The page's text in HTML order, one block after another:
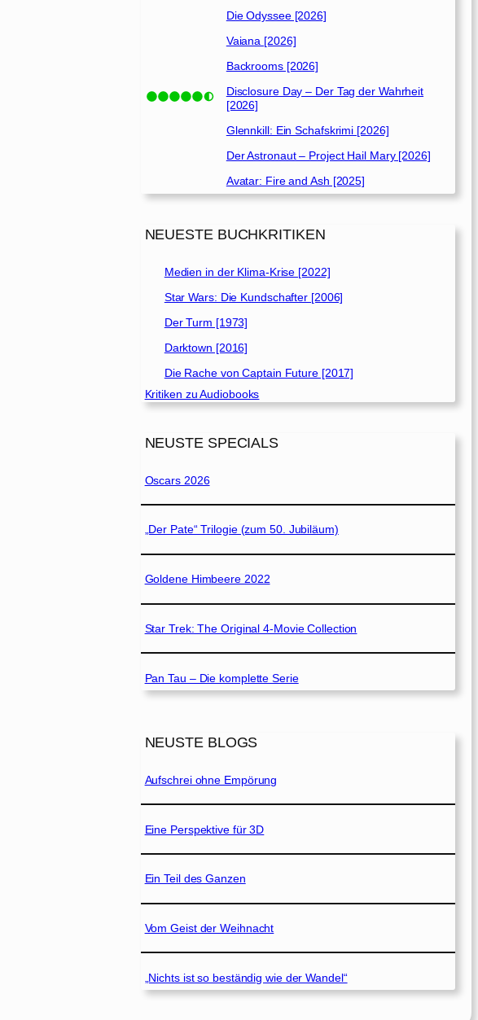
Die Odyssee [2026]
Vaiana [2026]
Backrooms [2026]
Disclosure Day – Der Tag der Wahrheit
[2026]
Glennkill: Ein Schafskrimi [2026]
Der Astronaut – Project Hail Mary [2026]
Avatar: Fire and Ash [2025]
NEUESTE BUCHKRITIKEN
Medien in der Klima-Krise [2022]
Star Wars: Die Kundschafter [2006]
Der Turm [1973]
Darktown [2016]
Die Rache von Captain Future [2017]
Kritiken zu Audiobooks
NEUSTE SPECIALS
Oscars 2026
„Der Pate“ Trilogie (zum 50. Jubiläum)
Goldene Himbeere 2022
Star Trek: The Original 4-Movie Collection
Pan Tau – Die komplette Serie
NEUSTE BLOGS
Aufschrei ohne Empörung
Eine Perspektive für 3D
Ein Teil des Ganzen
Vom Geist der Weihnacht
„Nichts ist so beständig wie der Wandel“